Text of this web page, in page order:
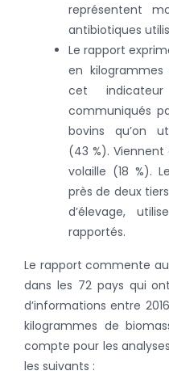
représentent
antibiotiques
Le rapport
en
cet
communiqués
bovins qu’on
(43 %).
volaille (18 %).
près de deux
d’élevage,
rapportés.
Le rapport commente
dans les 72 pays qui
d’informations entre
kilogrammes de
compte pour les
les suivants :